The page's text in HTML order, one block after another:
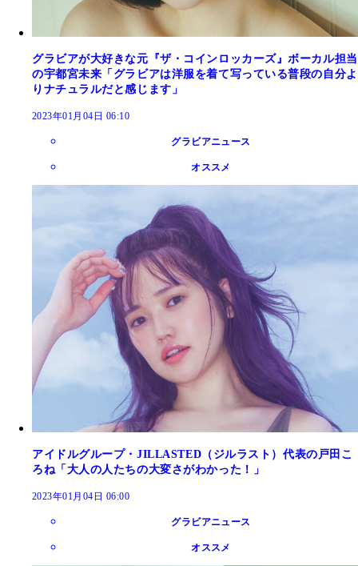
グラビアが大好きな元『ザ・コインロッカーズ』ボーカル担当
の宇都宮未来「グラビアは洋服を着て写っている普段の自分よ
りナチュラルだと感じます」
2023年01月04日 06:10
グラビアニュース
オススメ
アイドルグループ・JILLASTED（ジルラスト）代表の戸田こ
ろね「大人の人たちの大変さがわかった！」
2023年01月04日 06:00
グラビアニュース
オススメ